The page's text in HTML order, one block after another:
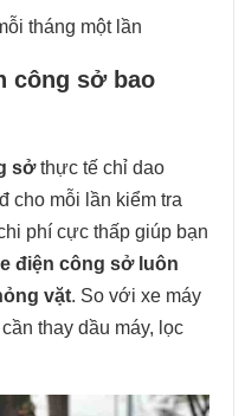
tháng một lần
công sở bao
sởthực tế chỉ dao
cho mỗi lần kiểm tra
phí cực thấp giúp bạn
điện công sở luôn
vặt. So với xe máy
thay dầu máy, lọc